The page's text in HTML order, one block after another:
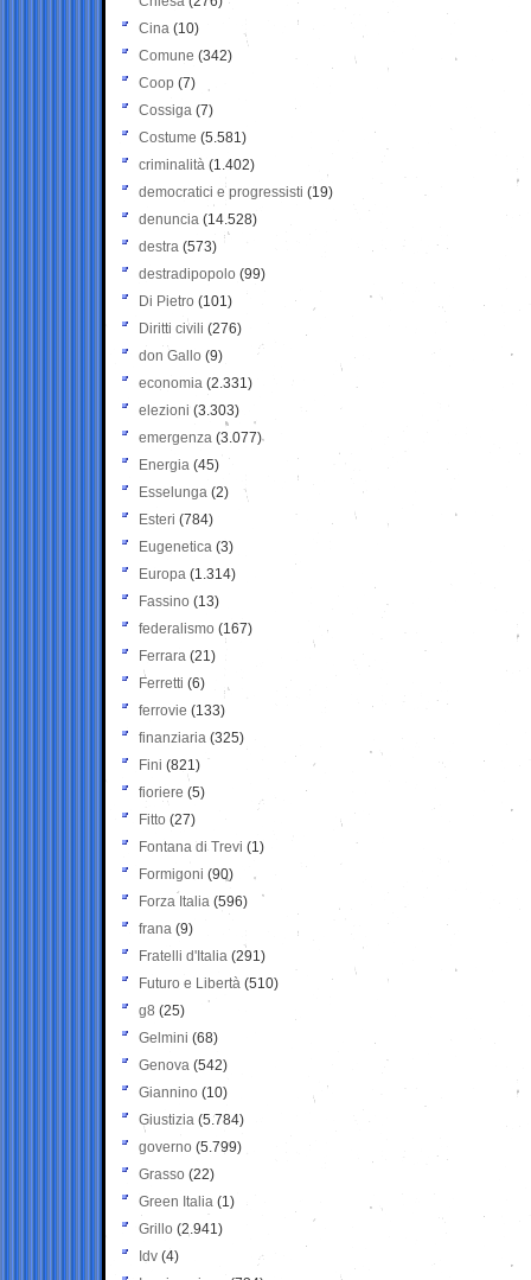
Cina (10)
Comune (342)
Coop (7)
Cossiga (7)
Costume (5.581)
criminalità (1.402)
democratici e progressisti (19)
denuncia (14.528)
destra (573)
destradipopolo (99)
Di Pietro (101)
Diritti civili (276)
don Gallo (9)
economia (2.331)
elezioni (3.303)
emergenza (3.077)
Energia (45)
Esselunga (2)
Esteri (784)
Eugenetica (3)
Europa (1.314)
Fassino (13)
federalismo (167)
Ferrara (21)
Ferretti (6)
ferrovie (133)
finanziaria (325)
Fini (821)
fioriere (5)
Fitto (27)
Fontana di Trevi (1)
Formigoni (90)
Forza Italia (596)
frana (9)
Fratelli d'Italia (291)
Futuro e Libertà (510)
g8 (25)
Gelmini (68)
Genova (542)
Giannino (10)
Giustizia (5.784)
governo (5.799)
Grasso (22)
Green Italia (1)
Grillo (2.941)
Idv (4)